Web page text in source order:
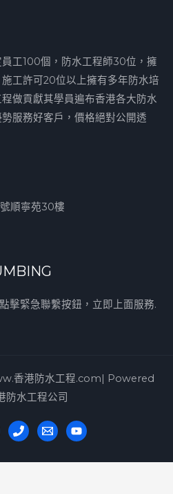
工100個，防水工程師30位，擁
工許可20位以上擁有多年防水培
做貢獻其學員遍布香港各大防水
服務好客戶，價格絕對公開透
順寧苑30樓
擊緊急聯繫按鈕，立即上面服務.
香港防水工程.com| Powered
防水工程公司